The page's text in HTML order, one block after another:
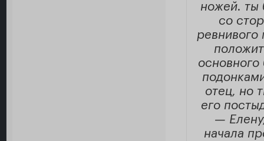
ножей. ты
со
ревнивого
отец, но
его
—
начала